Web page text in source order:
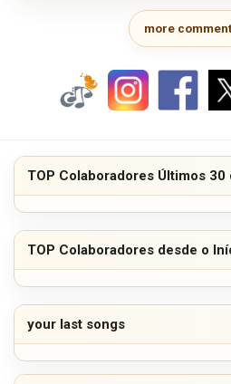
more
TOP Colaboradores Últimos 30
TOP Colaboradores desde o
your last songs